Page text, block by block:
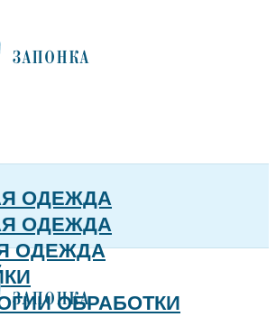
ОДЕЖДА
ОДЕЖДА
ОДЕЖДА
ОБРАБОТКИ